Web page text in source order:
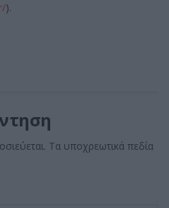
).
Τα υποχρεωτικά πεδία